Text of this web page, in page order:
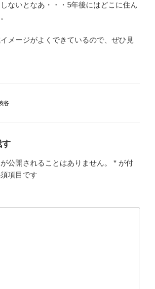
ないとなあ・・・5年後にはどこに住ん
イメージがよくできているので、ぜひ見
谷
す
公開されることはありません。 * が付
項目です